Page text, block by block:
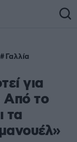
Γαλλία
για
Από το
τα